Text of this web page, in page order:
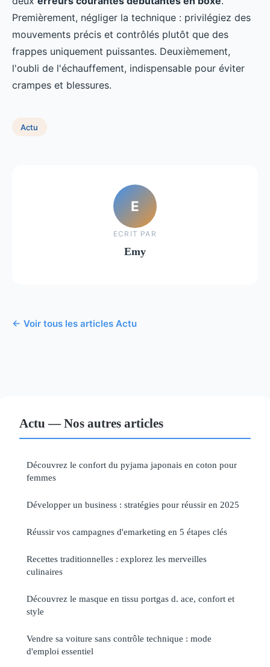
Premièrement, négliger la technique : privilégiez des
mouvements précis et contrôlés plutôt que des
frappes uniquement puissantes. Deuxièmement,
l'oubli de l'échauffement, indispensable pour éviter
crampes et blessures.
Actu
E
ECRIT PAR
Emy
← Voir tous les articles Actu
Actu — Nos autres articles
Découvrez le confort du pyjama japonais en coton pour
femmes
Développer un business : stratégies pour réussir en 2025
Réussir vos campagnes d'emarketing en 5 étapes clés
Recettes traditionnelles : explorez les merveilles
culinaires
Découvrez le masque en tissu portgas d. ace, confort et
style
Vendre sa voiture sans contrôle technique : mode
d'emploi essentiel